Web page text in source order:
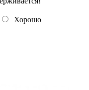
Хорошо